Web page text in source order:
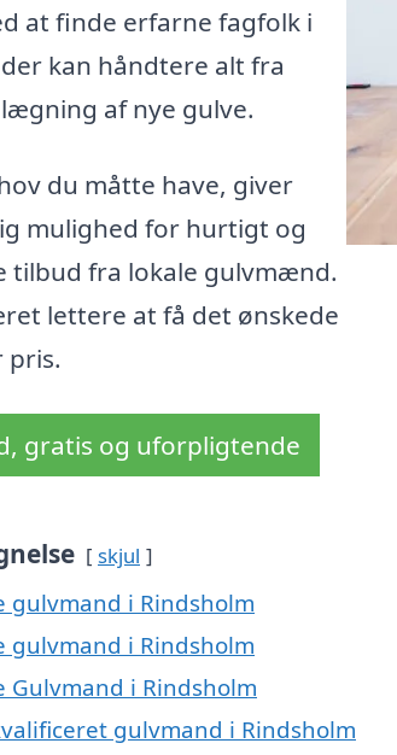
at finde erfarne fagfolk i
kan håndtere alt fra
af nye gulve.
du måtte have, giver
mulighed for hurtigt og
tilbud fra lokale gulvmænd.
lettere at få det ønskede
pris.
gratis og uforpligtende
skjul
gulvmand i Rindsholm
gulvmand i Rindsholm
Gulvmand i Rindsholm
gulvmand i Rindsholm